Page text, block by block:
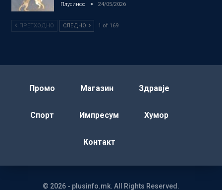
Плусинфо 24/05/2026
ПРЕТХОДНО СЛЕДНО 1 of 169
Промо Магазин Здравје
Спорт Импресум Хумор
Контакт
© 2026 - plusinfo.mk. All Rights Reserved.